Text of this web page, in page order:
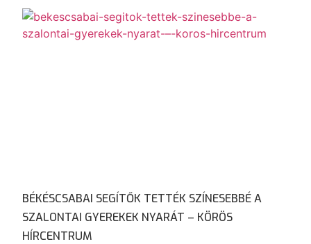
BÉKÉSCSABAI SEGÍTŐK TETTÉK SZÍNESEBBÉ A
SZALONTAI GYEREKEK NYARÁT – KÖRÖS
HÍRCENTRUM